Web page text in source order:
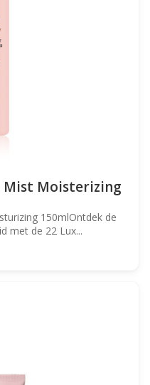
Mist Moisterizing
150mlOntdek de
met de 22 Lux...